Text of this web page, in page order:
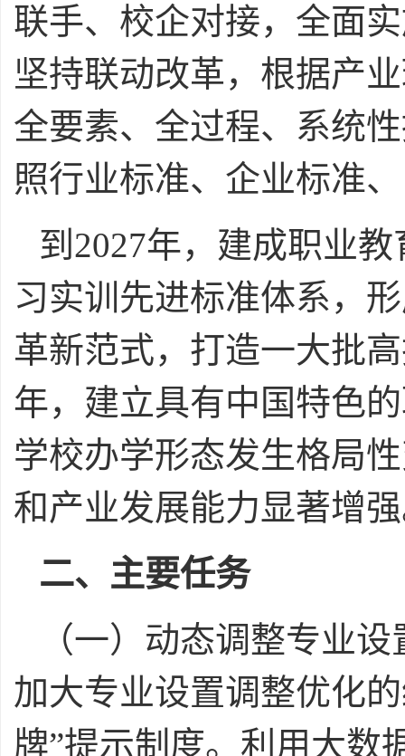
联手、校企对接，全面
坚持联动改革，根据产
全要素、全过程、系统
照行业标准、企业标准
到2027年，建成职业
习实训先进标准体系，
革新范式，打造一大批
年，建立具有中国特色
学校办学形态发生格局
和产业发展能力显著增
二、主要任务
（一）动态调整专业
加大专业设置调整优化
牌”提示制度。利用大数